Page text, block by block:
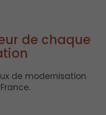
de chaque
de modernisation